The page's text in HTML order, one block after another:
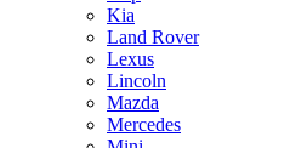
Kia
Land Rover
Lexus
Lincoln
Mazda
Mercedes